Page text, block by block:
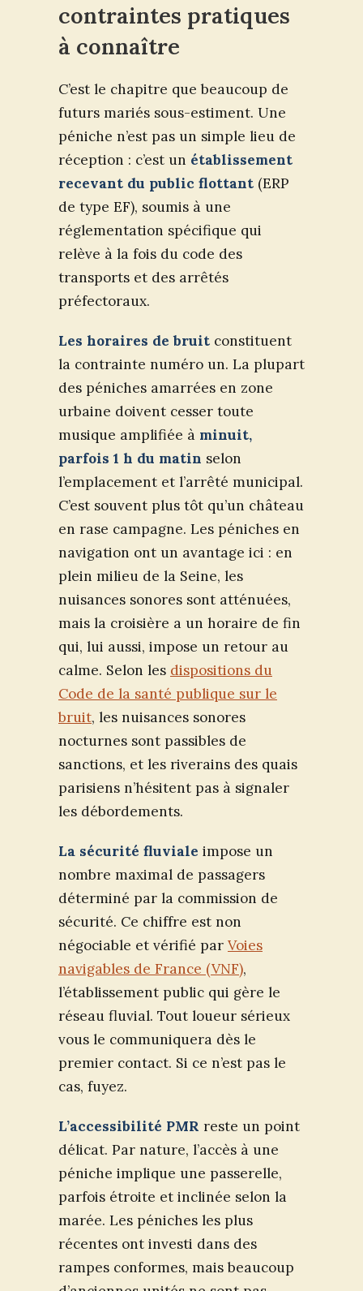
contraintes pratiques
à connaître
C’est le chapitre que beaucoup de
futurs mariés sous-estiment. Une
péniche n’est pas un simple lieu de
réception : c’est un établissement
recevant du public flottant (ERP
de type EF), soumis à une
réglementation spécifique qui
relève à la fois du code des
transports et des arrêtés
préfectoraux.
Les horaires de bruit constituent
la contrainte numéro un. La plupart
des péniches amarrées en zone
urbaine doivent cesser toute
musique amplifiée à minuit,
parfois 1 h du matin selon
l’emplacement et l’arrêté municipal.
C’est souvent plus tôt qu’un château
en rase campagne. Les péniches en
navigation ont un avantage ici : en
plein milieu de la Seine, les
nuisances sonores sont atténuées,
mais la croisière a un horaire de fin
qui, lui aussi, impose un retour au
calme. Selon les dispositions du
Code de la santé publique sur le
bruit, les nuisances sonores
nocturnes sont passibles de
sanctions, et les riverains des quais
parisiens n’hésitent pas à signaler
les débordements.
La sécurité fluviale impose un
nombre maximal de passagers
déterminé par la commission de
sécurité. Ce chiffre est non
négociable et vérifié par Voies
navigables de France (VNF),
l’établissement public qui gère le
réseau fluvial. Tout loueur sérieux
vous le communiquera dès le
premier contact. Si ce n’est pas le
cas, fuyez.
L’accessibilité PMR reste un point
délicat. Par nature, l’accès à une
péniche implique une passerelle,
parfois étroite et inclinée selon la
marée. Les péniches les plus
récentes ont investi dans des
rampes conformes, mais beaucoup